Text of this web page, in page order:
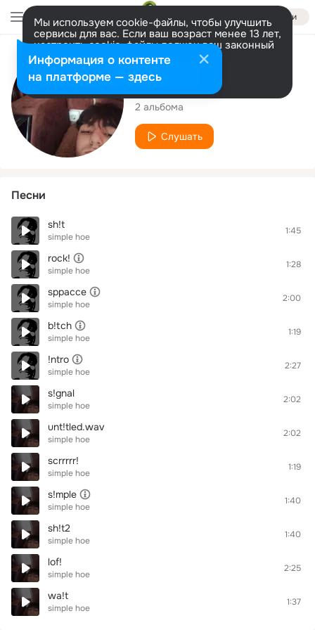
Войти
Мы используем cookie-файлы, чтобы улучшить
сервисы для вас. Если ваш возраст менее 13 лет,
настроить cookie-файлы должен ваш законный
представитель. Больше информации
Разрешить все Настроить
Исполнитель
simple hoe
2 альбома
Слушать
Песни
sh!t
simple hoe
1:45
rock!
simple hoe
1:28
sppacce
simple hoe
2:00
b!tch
simple hoe
1:19
!ntro
simple hoe
2:27
s!gnal
simple hoe
2:02
unt!tled.wav
simple hoe
2:02
scrrrrr!
simple hoe
1:19
s!mple
simple hoe
1:40
sh!t2
simple hoe
1:40
lof!
simple hoe
2:25
wa!t
simple hoe
1:37
Информация о контенте
на платформе — здесь